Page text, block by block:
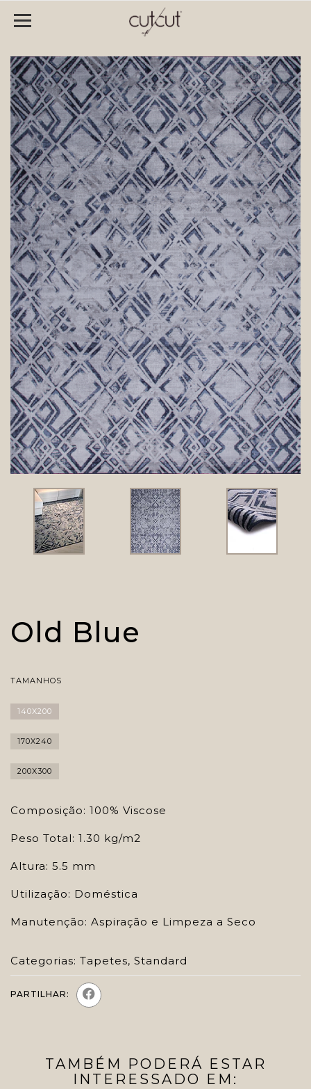
Old Blue
TAMANHOS
140X200
170X240
200X300
Composição: 100% Viscose
Peso Total: 1.30 kg/m2
Altura: 5.5 mm
Utilização: Doméstica
Manutenção: Aspiração e Limpeza a Seco
Categorias: Tapetes, Standard
PARTILHAR:
TAMBÉM PODERÁ ESTAR
INTERESSADO EM: